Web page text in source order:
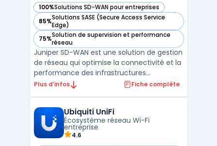
100%Solutions SD-WAN pour entreprises
— voir Juniper SD-WAN dans cette catégorie
85%Solutions SASE (Secure Access Service
Edge)
— voir Juniper SD-WAN dans cette catégorie
75%Solution de supervision et performance
réseau
— voir Juniper SD-WAN dans cette catégorie
Juniper SD-WAN est une solution de gestion
de réseau qui optimise la connectivité et la
performance des infrastructures
distribuées. Elle permet aux entreprises de
et une visibilité complète sur le trafic. Cette
solutio ...
Plus d’infos Fiche complète
Ubiquiti UniFi
Écosystème réseau Wi-Fi
entreprise
4.6